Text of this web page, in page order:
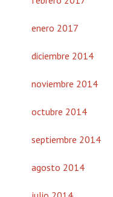
enero 2017
diciembre 2014
noviembre 2014
octubre 2014
septiembre 2014
agosto 2014